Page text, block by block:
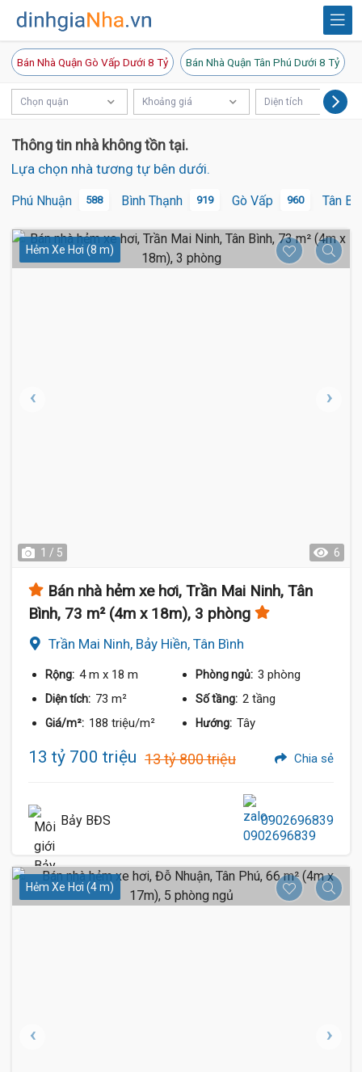
Bán Nhà Quận Gò Vấp Dưới 8 Tỷ Bán Nhà Quận Tân Phú Dưới 8 Tỷ
Chọn quận Khoảng giá Diện tích
Thông tin nhà không tồn tại.
Lựa chọn nhà tương tự bên dưới.
Phú Nhuận 588 Bình Thạnh 919 Gò Vấp 960 Tân
Hẻm Xe Hơi (8 m)
1 / 5 6
Bán nhà hẻm xe hơi, Trần Mai Ninh, Tân
Bình, 73 m² (4m x 18m), 3 phòng
Trần Mai Ninh, Bảy Hiền, Tân Bình
Rộng: 4 m x 18 m Phòng ngủ: 3 phòng
Diện tích: 73 m² Số tầng: 2 tầng
Giá/m²: 188 triệu/m² Hướng: Tây
13 tỷ 700 triệu 13 tỷ 800 triệu Chia sẻ
Bảy BĐS 0902696839
Hẻm Xe Hơi (4 m)